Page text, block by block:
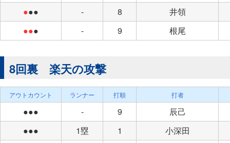
●●● - 8
井領
●●● - 9 根尾
8回裏 楽天の攻撃
アウトカウント ランナー 打順 打者
●●● - 9
辰己
●●●
1塁 1
小深田